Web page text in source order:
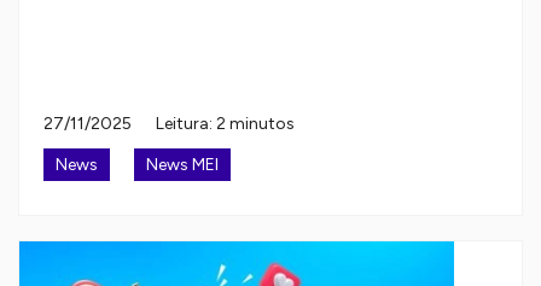
27/11/2025
Leitura: 2 minutos
News
News MEI